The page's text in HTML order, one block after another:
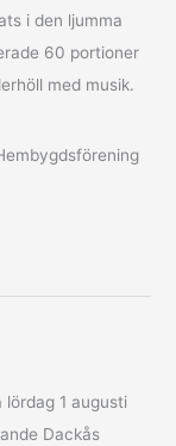
i den ljumma
60 portioner
med musik.
lördag 1 augusti
Dackås